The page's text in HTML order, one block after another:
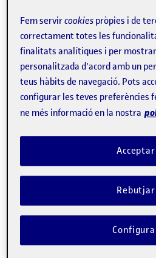
per a avançar en aquest camí.
Què és un
sistemes i quina
missió?
El treball d'un
allà de programar. Suposa
experiències àgils i útils per a
la seva aplicació en el dia a
tasques principals destaquen:
Desenvolupar aplicacions
Testar el producte i
Col·laborar amb equips
Fem servircookies pròpies i de
correctament totes les
finalitats analítiques i per
personalitzada d'acord amb un
teus hàbits de navegació. Pots
configurar les teves preferències
ne més informació en la nostra
Rebutjar
Acceptar